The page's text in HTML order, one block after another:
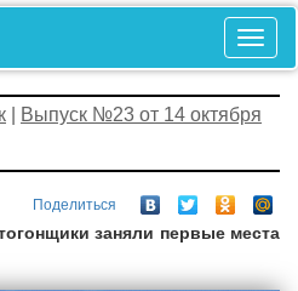
Выпуск №23 от 14 октября
Поделиться
заняли первые места